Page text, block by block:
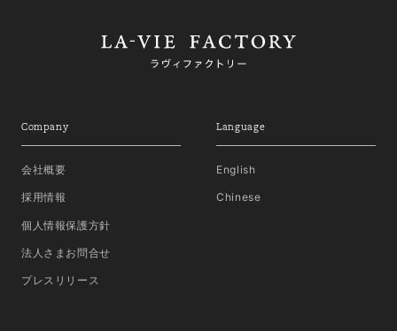
Company
会社概要
採用情報
個人情報保護方針
法人さまお問合せ
プレスリリース
Language
English
Chinese